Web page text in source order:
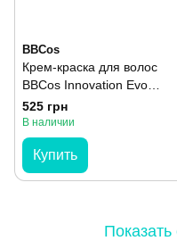
BBCos
Крем-краска для волос
BBCos Innovation Evo
№4.00 Natural Intense
Chestnut 100 мл
525 грн
В наличии
Купить